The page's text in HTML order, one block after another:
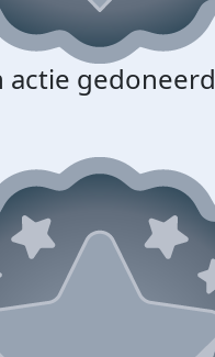
actie gedoneerd